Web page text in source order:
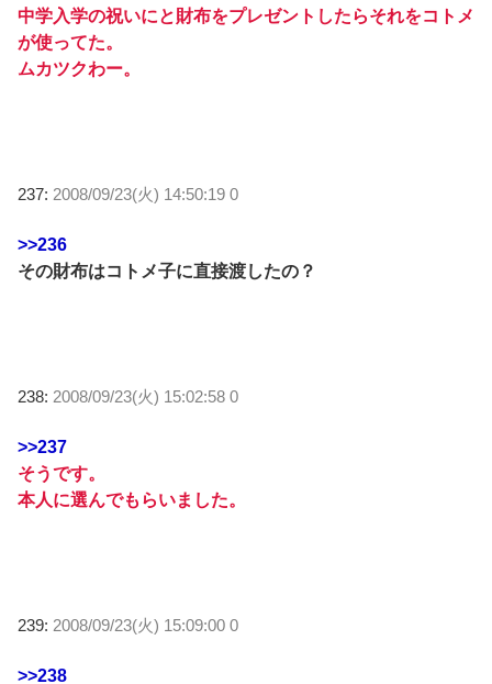
中学入学の祝いにと財布をプレゼントしたらそれをコトメ
が使ってた。
ムカツクわー。
237: 2008/09/23(火) 14:50:19 0
>>236
その財布はコトメ子に直接渡したの？
238: 2008/09/23(火) 15:02:58 0
>>237
そうです。
本人に選んでもらいました。
239: 2008/09/23(火) 15:09:00 0
>>238